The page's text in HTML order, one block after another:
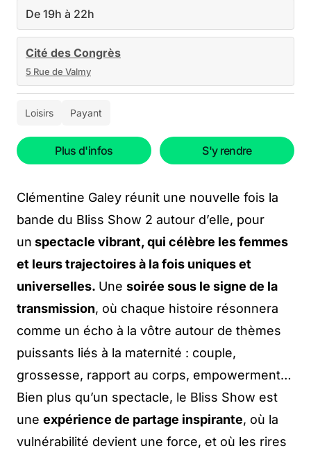
De 19h à 22h
Cité des Congrès
5 Rue de Valmy
Loisirs Payant
Plus d'infos S'y rendre
Clémentine Galey réunit une nouvelle fois la
bande du Bliss Show 2 autour d’elle, pour
un spectacle vibrant, qui célèbre les femmes
et leurs trajectoires à la fois uniques et
universelles. Une soirée sous le signe de la
transmission, où chaque histoire résonnera
comme un écho à la vôtre autour de thèmes
puissants liés à la maternité : couple,
grossesse, rapport au corps, empowerment…
Bien plus qu’un spectacle, le Bliss Show est
une expérience de partage inspirante, où la
vulnérabilité devient une force, et où les rires